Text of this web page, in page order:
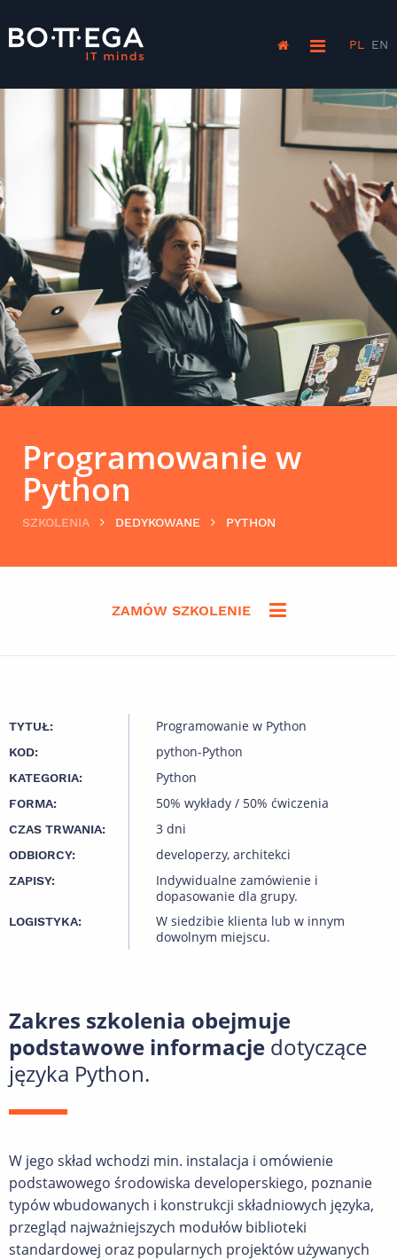
PL EN
Programowanie w
Python
SZKOLENIA DEDYKOWANE PYTHON
ZAMÓW SZKOLENIE
TYTUŁ: Programowanie w Python
KOD: python-Python
KATEGORIA: Python
FORMA: 50% wykłady / 50% ćwiczenia
CZAS TRWANIA: 3 dni
ODBIORCY: developerzy, architekci
ZAPISY:
Indywidualne zamówienie i
dopasowanie dla grupy.
LOGISTYKA:
W siedzibie klienta lub w innym
dowolnym miejscu.
Zakres szkolenia obejmuje
podstawowe informacje dotyczące
języka Python.
W jego skład wchodzi min. instalacja i omówienie
podstawowego środowiska developerskiego, poznanie
typów wbudowanych i konstrukcji składniowych języka,
przegląd najważniejszych modułów biblioteki
standardowej oraz popularnych projektów używanych